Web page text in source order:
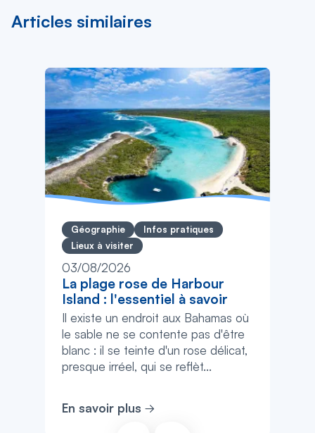
Articles similaires
Géographie
Infos pratiques
Lieux à visiter
03/08/2026
La plage rose de Harbour
Island : l'essentiel à savoir
Il existe un endroit aux Bahamas où
le sable ne se contente pas d'être
blanc : il se teinte d'un rose délicat,
presque irréel, qui se reflèt...
En savoir plus